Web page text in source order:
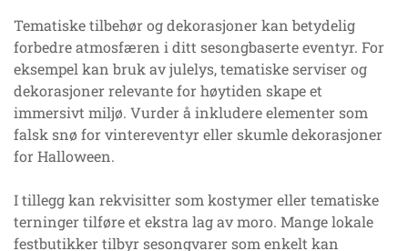
Tematiske tilbehør og dekorasjoner kan betydelig
forbedre atmosfæren i ditt sesongbaserte eventyr. For
eksempel kan bruk av julelys, tematiske serviser og
dekorasjoner relevante for høytiden skape et
immersivt miljø. Vurder å inkludere elementer som
falsk snø for vintereventyr eller skumle dekorasjoner
for Halloween.
I tillegg kan rekvisitter som kostymer eller tematiske
terninger tilføre et ekstra lag av moro. Mange lokale
festbutikker tilbyr sesongvarer som enkelt kan